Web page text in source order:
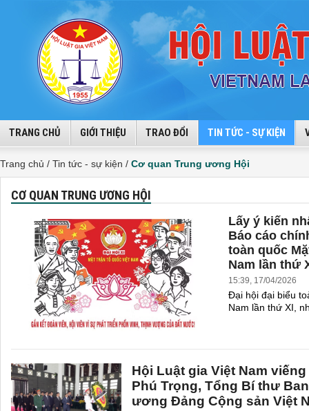
TRANG CHỦ GIỚI THIỆU TRAO ĐỔI TIN TỨC - SỰ KIỆN
Trang chủ / Tin tức - sự kiện / Cơ quan Trung ương Hội
CƠ QUAN TRUNG ƯƠNG HỘI
Lấy ý kiến
Báo cáo
toàn quốc
Nam lần thứ
15:39, 17/04/2026
Đại hội đại biểu
Nam lần thứ XI,
Hội Luật gia Việt Nam
Phú Trọng, Tổng Bí thư
ương Đảng Cộng sản Việt